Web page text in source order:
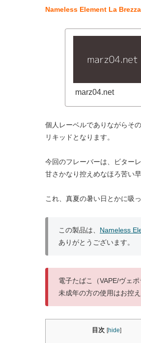
Nameless Element La
marz04.net
個人レーベルでありながらそ
リキッドとなります。
今回のフレーバーは、ビターレ
甘さかなり控えめなほろ苦い
これ、真夏の暑い日とかに吸
この製品は、 Nameless
ありがとうございます。
電子たばこ（VAPE/ヴェ
未成年の方の使用はお控
目次 [hide]